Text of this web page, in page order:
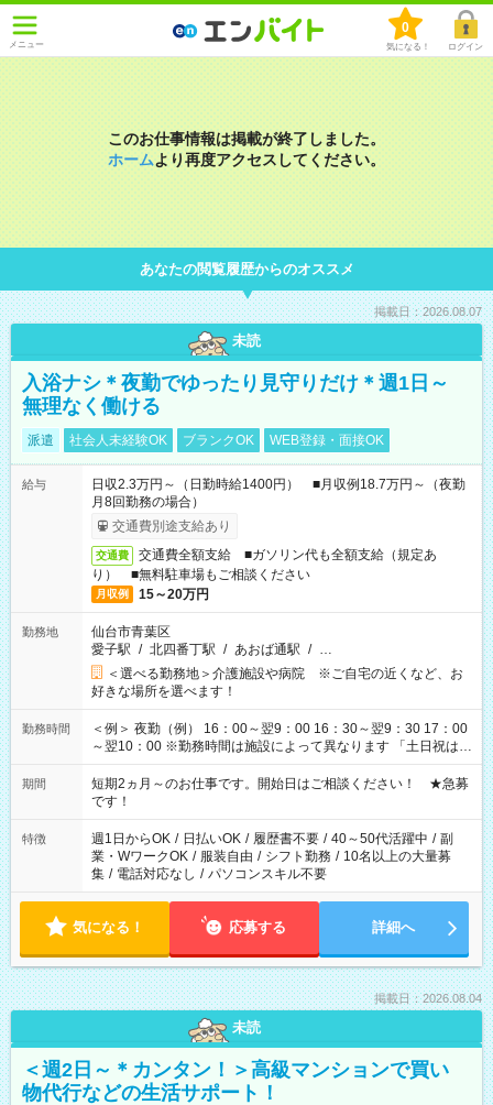
メニュー
0
気になる！ ログイン
このお仕事情報は掲載が終了しました。
ホームより再度アクセスしてください。
あなたの閲覧履歴からのオススメ
掲載日：2026.08.07
未読
入浴ナシ＊夜勤でゆったり見守りだけ＊週1日～
無理なく働ける
派遣 社会人未経験OK ブランクOK WEB登録・面接OK
給与
日収2.3万円～（日勤時給1400円） ■月収例18.7万円～（夜勤
月8回勤務の場合）
交通費別途支給あり
交通費
交通費全額支給 ■ガソリン代も全額支給（規定あ
り） ■無料駐車場もご相談ください
月収例 15～20万円
勤務地
仙台市青葉区
愛子駅 / 北四番丁駅 / あおば通駅 / …
＜選べる勤務地＞介護施設や病院 ※ご自宅の近くなど、お
好きな場所を選べます！
勤務時間
＜例＞ 夜勤（例） 16：00～翌9：00 16：30～翌9：30 17：00
～翌10：00 ※勤務時間は施設によって異なります 「土日祝は休
みたい」 「しっかり稼ぎたい」 「もう少し遅い時間から始めた
い」など ご希望にあったお仕事をご案内いたします。 ※未経験
の方の場合は1～2ヶ月間は日中での仕事を経験いただき、 お
仕事に慣れてからの夜勤になります。 ★家庭の都合でお休みが
必要な場合も遠慮なくご相談ください。
期間
短期2ヵ月～のお仕事です。開始日はご相談ください！ ★急募
です！
特徴 週1日からOK / 日払いOK / 履歴書不要 / 40～50代活躍中 / 副
業・WワークOK / 服装自由 / シフト勤務 / 10名以上の大量募
集 / 電話対応なし / パソコンスキル不要
気になる！ 応募する 詳細へ
掲載日：2026.08.04
未読
＜週2日～＊カンタン！＞高級マンションで買い
物代行などの生活サポート！